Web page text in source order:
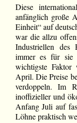
Diese
anfänglich große
Einheit“ auf
war die allzu
Industriellen des
immer es für sie
wichtigste
April. Die Preise
verdoppeln. Im
inoffizieller und
Anfang Juli auf
Löhne praktisch